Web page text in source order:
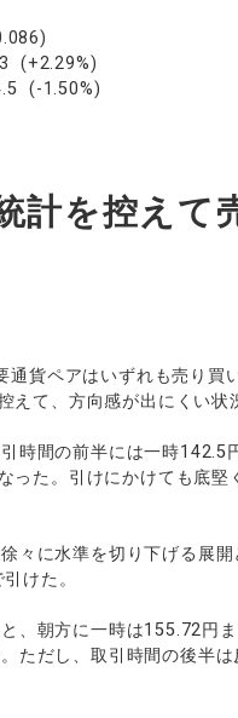
(+2.29%)
(-1.50%)
計を控えて
貨ペアはいずれも売り買
て、方向感が出にくい状
時間の前半には一時142.5
った。引けにかけても底堅
々に水準を切り下げる展
けた。
、朝方に一時は155.72円
ただし、取引時間の後半